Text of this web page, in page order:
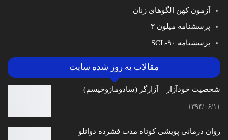
آزمون کهن الگوهای زنان
پرسشنامه میلون ۳
پرسشنامه SCL-۹۰
مقالات به روز شده سایت
شخصیت خودآزار – آزارگر (سادومازوخیسم)
۱۳۹۴/۰۶/۱۱
روان درمانی پویشی کوتاه مدت فشرده دوانلو